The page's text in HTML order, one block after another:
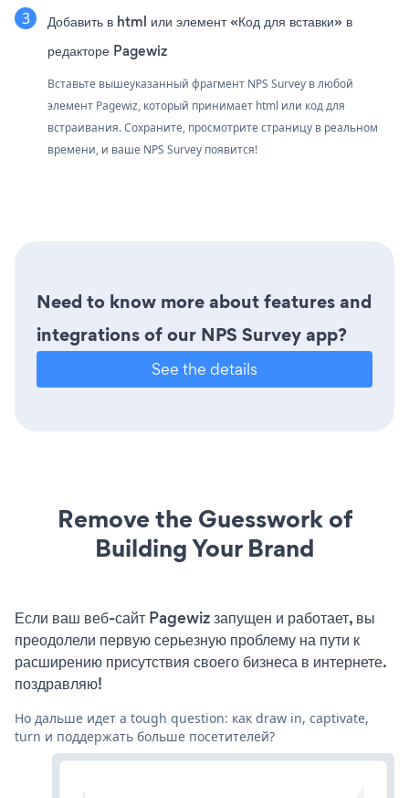
Добавить в html или элемент «Код для вставки» в
редакторе Pagewiz
Вставьте вышеуказанный фрагмент NPS Survey в любой
элемент Pagewiz, который принимает html или код для
встраивания. Сохраните, просмотрите страницу в реальном
времени, и ваше NPS Survey появится!
Need to know more about features and
integrations of our NPS Survey app?
See the details
Remove the Guesswork of
Building Your Brand
Если ваш веб-сайт Pagewiz запущен и работает, вы
преодолели первую серьезную проблему на пути к
расширению присутствия своего бизнеса в интернете.
поздравляю!
Но дальше идет a tough question: как draw in, captivate,
turn и поддержать больше посетителей?